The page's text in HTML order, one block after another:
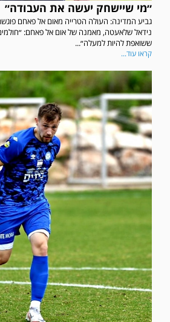
״מי שיישחק יעשה את העבודה״
גביע המדינה: העולה הטרייה מאום אל פאחם
נידאל שלאעטה, מאמנה של אום אל פאחם:
ששואפת להיות למעלה״...
קראו עוד...